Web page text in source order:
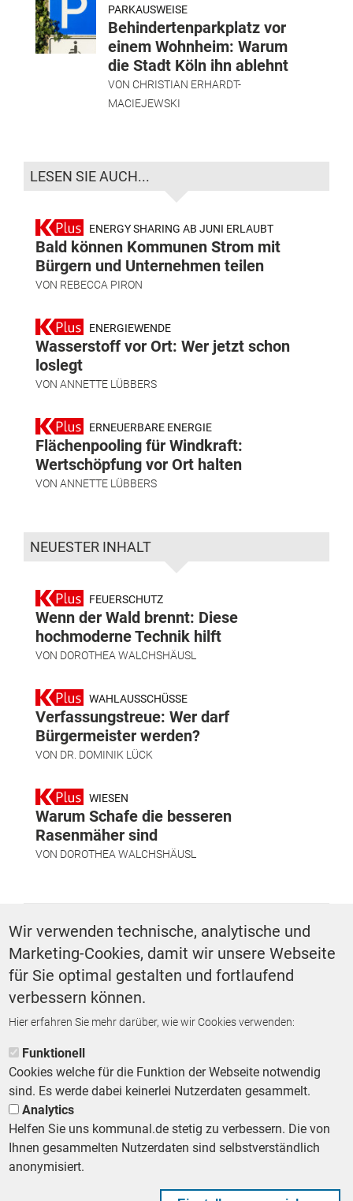
PARKAUSWEISE
Behindertenparkplatz vor
einem Wohnheim: Warum
die Stadt Köln ihn ablehnt
VON CHRISTIAN ERHARDT-
MACIEJEWSKI
LESEN SIE AUCH...
ENERGY SHARING AB JUNI ERLAUBT
Bald können Kommunen Strom mit
Bürgern und Unternehmen teilen
VON REBECCA PIRON
ENERGIEWENDE
Wasserstoff vor Ort: Wer jetzt schon
loslegt
VON ANNETTE LÜBBERS
ERNEUERBARE ENERGIE
Flächenpooling für Windkraft:
Wertschöpfung vor Ort halten
VON ANNETTE LÜBBERS
NEUESTER INHALT
FEUERSCHUTZ
Wenn der Wald brennt: Diese
hochmoderne Technik hilft
VON DOROTHEA WALCHSHÄUSL
WAHLAUSSCHÜSSE
Verfassungstreue: Wer darf
Bürgermeister werden?
VON DR. DOMINIK LÜCK
WIESEN
Warum Schafe die besseren
Rasenmäher sind
VON DOROTHEA WALCHSHÄUSL
Energie
ZURÜCK ZUR STARTSEITE
Footer First Navigation
MESSE KOMMUNAL LESERSERVICE AGB DATENSCHUTZ
IMPRESSUM
KOMMUNALBESCHAFFUNG
Wir verwenden technische, analytische und
Marketing-Cookies, damit wir unsere Webseite
für Sie optimal gestalten und fortlaufend
verbessern können.
Hier erfahren Sie mehr darüber, wie wir Cookies verwenden:
Funktionell
Cookies welche für die Funktion der Webseite notwendig
sind. Es werde dabei keinerlei Nutzerdaten gesammelt.
Analytics
Helfen Sie uns kommunal.de stetig zu verbessern. Die von
Ihnen gesammelten Nutzerdaten sind selbstverständlich
anonymisiert.